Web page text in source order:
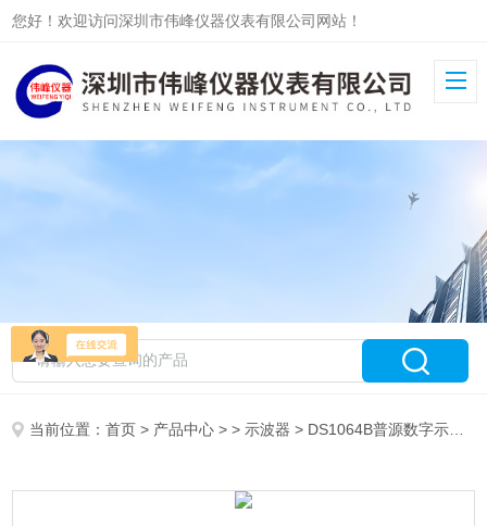
您好！欢迎访问深圳市伟峰仪器仪表有限公司网站！
当前位置：首页 > 产品中心 > > 示波器 > DS1064B普源数字示波器/数字示波器DS1064B